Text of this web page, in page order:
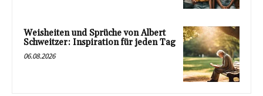
Weisheiten und Sprüche von Albert
Schweitzer: Inspiration für jeden Tag
06.08.2026